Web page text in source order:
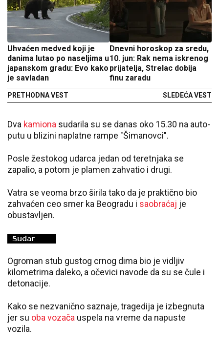
Uhvaćen medved koji je
danima lutao po naseljima u
japanskom gradu: Evo kako
je savladan
PRETHODNA VEST
Dnevni horoskop za sredu,
10. jun: Rak nema iskrenog
prijatelja, Strelac dobija
finu zaradu
SLEDEĆA VEST
Dva kamiona sudarila su se danas oko 15.30 na auto-
putu u blizini naplatne rampe "Šimanovci".
Posle žestokog udarca jedan od teretnjaka se
zapalio, a potom je plamen zahvatio i drugi.
Vatra se veoma brzo širila tako da je praktično bio
zahvaćen ceo smer ka Beogradu i saobraćaj je
obustavljen.
Ogroman stub gustog crnog dima bio je vidljiv
kilometrima daleko, a očevici navode da su se čule i
detonacije.
Kako se nezvanično saznaje, tragedija je izbegnuta
jer su oba vozača uspela na vreme da napuste
vozila.